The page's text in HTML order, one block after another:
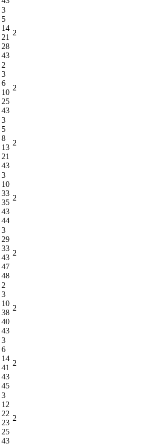
3
5
14
21
28
43
2
2
3
6
10
25
43
2
3
5
8
13
21
43
2
3
10
33
35
43
44
2
3
29
33
43
47
48
2
2
3
10
38
40
43
2
3
6
14
41
43
45
2
3
12
22
23
25
43
2